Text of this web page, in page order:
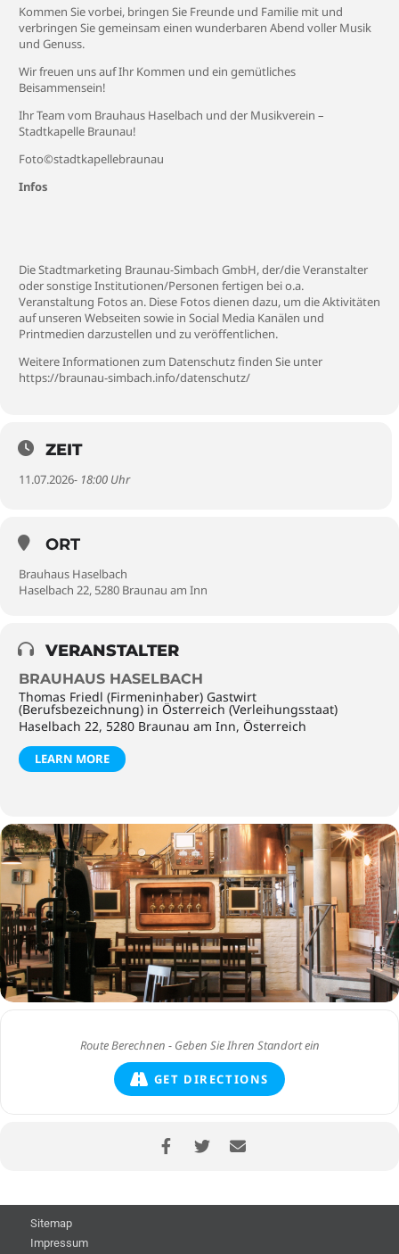
Kommen Sie vorbei, bringen Sie Freunde und Familie mit und
verbringen Sie gemeinsam einen wunderbaren Abend voller Musik
und Genuss.
Wir freuen uns auf Ihr Kommen und ein gemütliches
Beisammensein!
Ihr Team vom Brauhaus Haselbach und der Musikverein –
Stadtkapelle Braunau!
Foto©stadtkapellebraunau
Infos
Die Stadtmarketing Braunau-Simbach GmbH, der/die Veranstalter
oder sonstige Institutionen/Personen fertigen bei o.a.
Veranstaltung Fotos an. Diese Fotos dienen dazu, um die Aktivitäten
auf unseren Webseiten sowie in Social Media Kanälen und
Printmedien darzustellen und zu veröffentlichen.
Weitere Informationen zum Datenschutz finden Sie unter
https://braunau-simbach.info/datenschutz/
ZEIT
11.07.2026- 18:00 Uhr
ORT
Brauhaus Haselbach
Haselbach 22, 5280 Braunau am Inn
VERANSTALTER
BRAUHAUS HASELBACH
Thomas Friedl (Firmeninhaber) Gastwirt
(Berufsbezeichnung) in Österreich (Verleihungsstaat)
Haselbach 22, 5280 Braunau am Inn, Österreich
LEARN MORE
GET DIRECTIONS
Sitemap
Impressum